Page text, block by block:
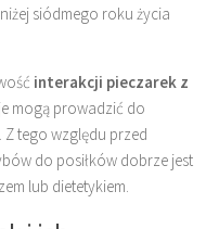
siódmego roku życia
interakcji pieczarek z
mogą prowadzić do
tego względu przed
do posiłków dobrze jest
lub dietetykiem.